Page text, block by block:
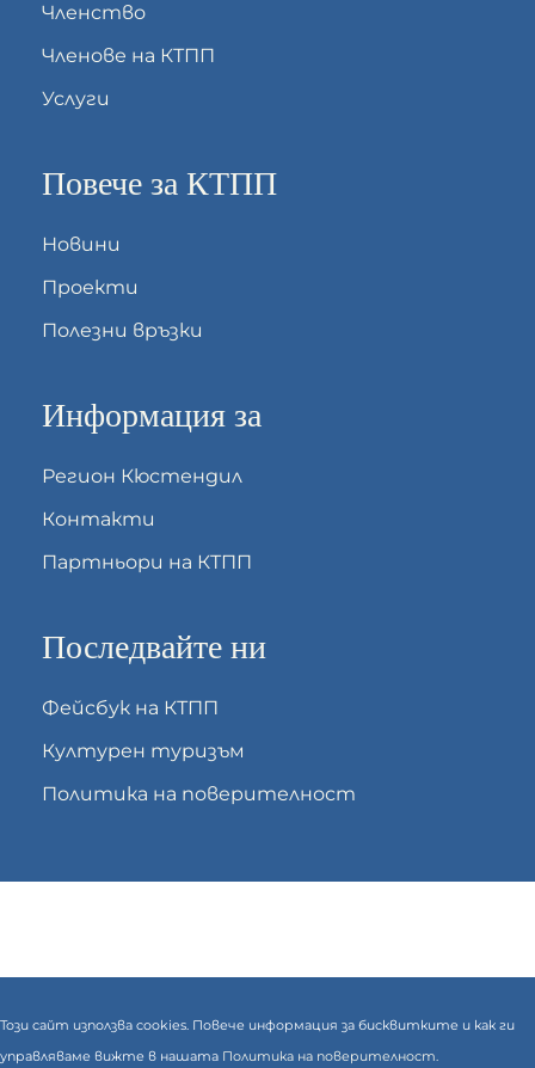
Членство
Членове на КТПП
Услуги
Повече за КТПП
Новини
Проекти
Полезни връзки
Информация за
Регион Кюстендил
Контакти
Партньори на КТПП
Последвайте ни
Фейсбук на КТПП
Културен туризъм
Политика на поверителност
Този сайт използва cookies. Повече информация за бисквитките и как ги
управляваме вижте в нашата Политика на поверителност.